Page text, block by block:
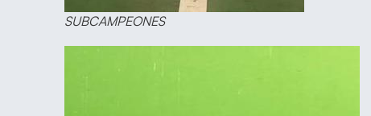
SUBCAMPEONES